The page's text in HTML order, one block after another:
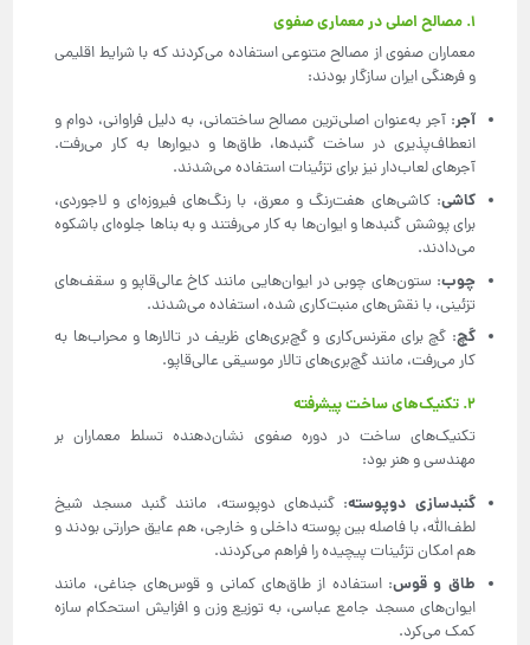
1. مصالح اصلی در معماری صفوی
معماران صفوی از مصالح متنوعی استفاده می‌کردند که با شرایط اقلیمی
و فرهنگی ایران سازگار بودند:
آجر: آجر به‌عنوان اصلی‌ترین مصالح ساختمانی، به دلیل فراوانی، دوام و
انعطاف‌پذیری در ساخت گنبدها، طاق‌ها و دیوارها به کار می‌رفت.
آجرهای لعاب‌دار نیز برای تزئینات استفاده می‌شدند.
کاشی: کاشی‌های هفت‌رنگ و معرق، با رنگ‌های فیروزه‌ای و لاجوردی،
برای پوشش گنبدها و ایوان‌ها به کار می‌رفتند و به بناها جلوه‌ای باشکوه
می‌دادند.
چوب: ستون‌های چوبی در ایوان‌هایی مانند کاخ عالی‌قاپو و سقف‌های
تزئینی، با نقش‌های منبت‌کاری شده، استفاده می‌شدند.
گچ: گچ برای مقرنس‌کاری و گچ‌بری‌های ظریف در تالارها و محراب‌ها به
کار می‌رفت، مانند گچ‌بری‌های تالار موسیقی عالی‌قاپو.
2. تکنیک‌های ساخت پیشرفته
تکنیک‌های ساخت در دوره صفوی نشان‌دهنده تسلط معماران بر
مهندسی و هنر بود:
گنبدسازی دوپوسته: گنبدهای دوپوسته، مانند گنبد مسجد شیخ
لطف‌الله، با فاصله بین پوسته داخلی و خارجی، هم عایق حرارتی بودند و
هم امکان تزئینات پیچیده را فراهم می‌کردند.
طاق و قوس: استفاده از طاق‌های کمانی و قوس‌های جناغی، مانند
ایوان‌های مسجد جامع عباسی، به توزیع وزن و افزایش استحکام سازه
کمک می‌کرد.